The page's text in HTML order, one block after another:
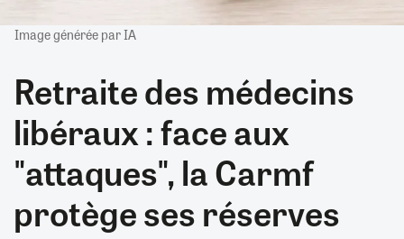
Image générée par IA
Retraite des médecins
libéraux : face aux
"attaques", la Carmf
protège ses réserves